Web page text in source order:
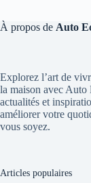
À propos de Auto
Explorez l’art de
la maison avec Auto
actualités et
améliorer votre
vous soyez.
Articles populaires